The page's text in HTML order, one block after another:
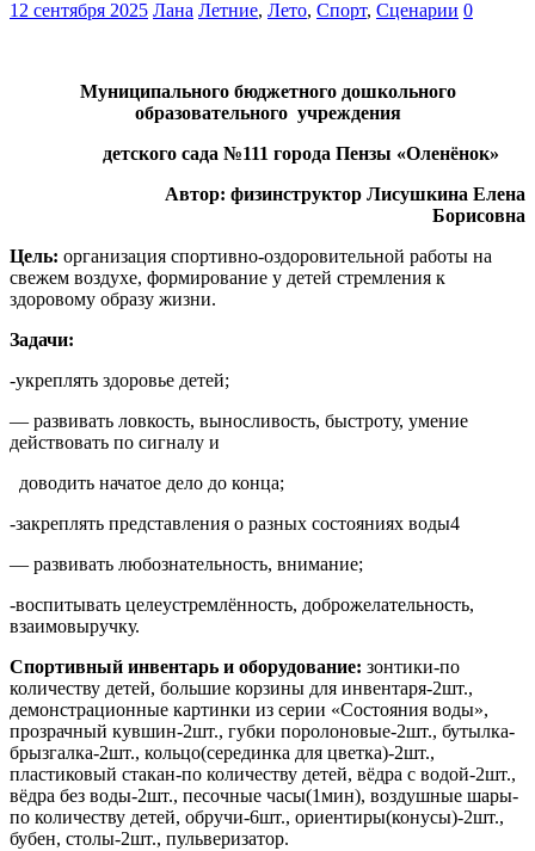
12 сентября 2025 Лана Летние, Лето, Спорт, Сценарии 0
Муниципального бюджетного дошкольного
образовательного учреждения
детского сада №111 города Пензы «Оленёнок»
Автор: физинструктор Лисушкина Елена
Борисовна
Цель: организация спортивно-оздоровительной работы на
свежем воздухе, формирование у детей стремления к
здоровому образу жизни.
Задачи:
-укреплять здоровье детей;
— развивать ловкость, выносливость, быстроту, умение
действовать по сигналу и
доводить начатое дело до конца;
-закреплять представления о разных состояниях воды4
— развивать любознательность, внимание;
-воспитывать целеустремлённость, доброжелательность,
взаимовыручку.
Спортивный инвентарь и оборудование: зонтики-по
количеству детей, большие корзины для инвентаря-2шт.,
демонстрационные картинки из серии «Состояния воды»,
прозрачный кувшин-2шт., губки поролоновые-2шт., бутылка-
брызгалка-2шт., кольцо(серединка для цветка)-2шт.,
пластиковый стакан-по количеству детей, вёдра с водой-2шт.,
вёдра без воды-2шт., песочные часы(1мин), воздушные шары-
по количеству детей, обручи-6шт., ориентиры(конусы)-2шт.,
бубен, столы-2шт., пульверизатор.